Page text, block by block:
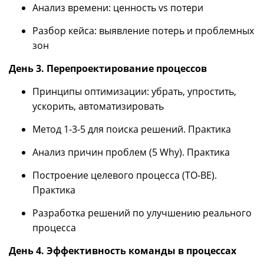
Анализ времени: ценность vs потери
Разбор кейса: выявление потерь и проблемных
зон
День 3. Перепроектирование процессов
Принципы оптимизации: убрать, упростить,
ускорить, автоматизировать
Метод 1-3-5 для поиска решений. Практика
Анализ причин проблем (5 Why). Практика
Построение целевого процесса (TO-BE).
Практика
Разработка решений по улучшению реального
процесса
День 4. Эффективность команды в процессах